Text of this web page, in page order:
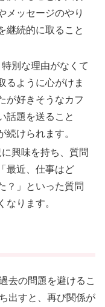
メッセージのやり
継続的に取ること
特別な理由がなくて
るように心がけま
が好きそうなカフ
話題を送ること
続けられます。
興味を持ち、質問
最近、仕事はど
？」といった質問
なります。
去の問題を避けるこ
出すと、再び関係が